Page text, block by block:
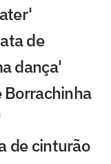
de
dança'
Borrachinha
de cinturão